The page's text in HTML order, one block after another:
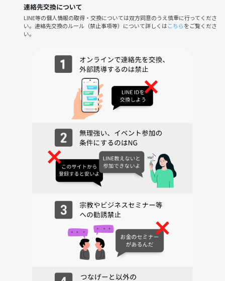
連絡先交換について
LINE等の個人情報の取得・交換については双方同意のうえ慎重に行ってくださ
い。連絡先交換のルール（禁止事項等）について詳しくはこちらをご覧くださ
い。